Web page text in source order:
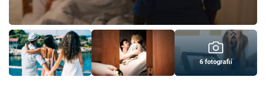
Sledujte prima+
Přihlášení 6 fotografií